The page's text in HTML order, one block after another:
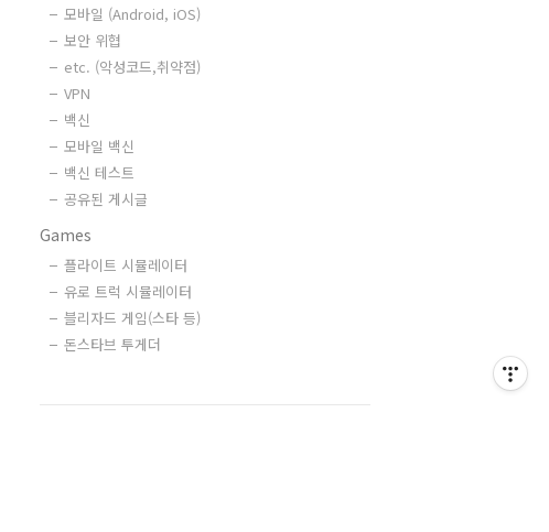
모바일 (Android, iOS)
보안 위협
etc. (악성코드,취약점)
VPN
백신
모바일 백신
백신 테스트
공유된 게시글
Games
플라이트 시뮬레이터
유로 트럭 시뮬레이터
블리자드 게임(스타 등)
돈스타브 투게더